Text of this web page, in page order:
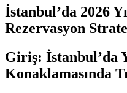
İstanbul’da 2026
Rezervasyon
Giriş: İstanbul’da
Konaklamasında